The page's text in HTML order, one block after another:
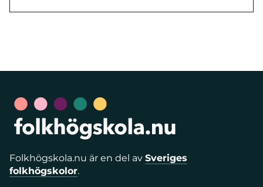
Folkhögskola.nu är en del av Sveriges
folkhögskolor.